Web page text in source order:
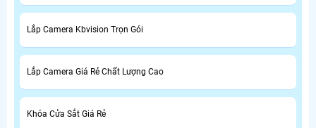
Lắp Camera Kbvision Trọn Gói
Lắp Camera Giá Rẻ Chất Lượng Cao
Khóa Cửa Sắt Giá Rẻ